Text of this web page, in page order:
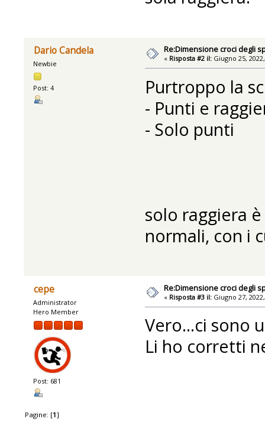
Dario Candela
Newbie
Post: 4
Re:Dimensione croci degli
« Risposta #2 il: Giugno 25,
Purtroppo la
- Punti e
- Solo punti
solo raggiera
normali, con i
cepe
Administrator
Hero Member
Post: 681
Re:Dimensione croci degli
« Risposta #3 il: Giugno 27,
Vero...ci sono
Li ho corretti
Pagine: [1]